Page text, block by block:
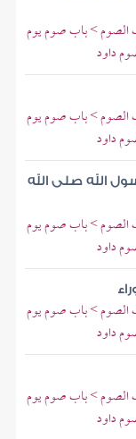
الصوم > باب صوم يوم
داود
الصوم > باب صوم يوم
داود
الله صلى الله
الصوم > باب صوم يوم
داود
الصوم > باب صوم يوم
داود
الصوم > باب صوم يوم
داود